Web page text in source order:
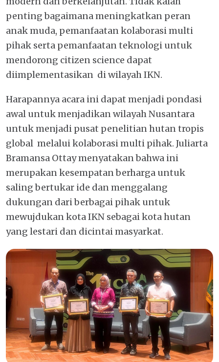
penting bagaimana meningkatkan peran
anak muda, pemanfaatan kolaborasi multi
pihak serta pemanfaatan teknologi untuk
mendorong citizen science dapat
diimplementasikan di wilayah IKN.
Harapannya acara ini dapat menjadi pondasi
awal untuk menjadikan wilayah Nusantara
untuk menjadi pusat penelitian hutan tropis
global melalui kolaborasi multi pihak. Juliarta
Bramansa Ottay menyatakan bahwa ini
merupakan kesempatan berharga untuk
saling bertukar ide dan menggalang
dukungan dari berbagai pihak untuk
mewujdukan kota IKN sebagai kota hutan
yang lestari dan dicintai masyarkat.